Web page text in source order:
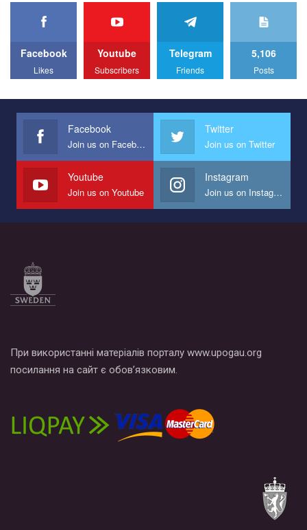
We appeal to your support and ask to help us implement our plan
All you have to do is to press "Like" below the video.
Эмоционально сильный ролик от команды "Гей-альянс
представляющий программу развития организации.
Мы просим вас поддержать нас и помочь нам реализовать
наш план по борьбе с насилием и дискриминацией на почве
СОГИ в Украине.
Все, что вам нужно сделать - это зайти на наш канал YouTube
Facebook
Likes
Youtube
Subscribers
Telegram
Friends
5,106
Posts
Facebook
Join us on Facebook
Twitter
Join us on Twitter
Youtube
Join us on Youtube
Instagram
Join us on Instagram
При використанні матеріалів порталу www.upogau.org
посилання на сайт є обов’язковим.